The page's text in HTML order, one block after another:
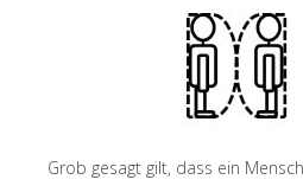
Grob gesagt gilt, dass ein